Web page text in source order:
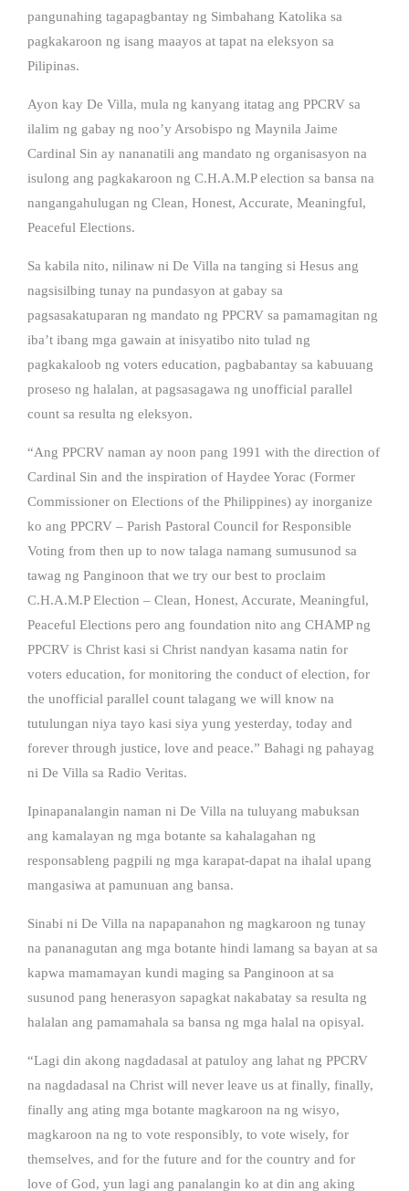
pangunahing tagapagbantay ng Simbahang Katolika sa
pagkakaroon ng isang maayos at tapat na eleksyon sa
Pilipinas.
Ayon kay De Villa, mula ng kanyang itatag ang PPCRV sa
ilalim ng gabay ng noo’y Arsobispo ng Maynila Jaime
Cardinal Sin ay nananatili ang mandato ng organisasyon na
isulong ang pagkakaroon ng C.H.A.M.P election sa bansa na
nangangahulugan ng Clean, Honest, Accurate, Meaningful,
Peaceful Elections.
Sa kabila nito, nilinaw ni De Villa na tanging si Hesus ang
nagsisilbing tunay na pundasyon at gabay sa
pagsasakatuparan ng mandato ng PPCRV sa pamamagitan ng
iba’t ibang mga gawain at inisyatibo nito tulad ng
pagkakaloob ng voters education, pagbabantay sa kabuuang
proseso ng halalan, at pagsasagawa ng unofficial parallel
count sa resulta ng eleksyon.
“Ang PPCRV naman ay noon pang 1991 with the direction of
Cardinal Sin and the inspiration of Haydee Yorac (Former
Commissioner on Elections of the Philippines) ay inorganize
ko ang PPCRV – Parish Pastoral Council for Responsible
Voting from then up to now talaga namang sumusunod sa
tawag ng Panginoon that we try our best to proclaim
C.H.A.M.P Election – Clean, Honest, Accurate, Meaningful,
Peaceful Elections pero ang foundation nito ang CHAMP ng
PPCRV is Christ kasi si Christ nandyan kasama natin for
voters education, for monitoring the conduct of election, for
the unofficial parallel count talagang we will know na
tutulungan niya tayo kasi siya yung yesterday, today and
forever through justice, love and peace.” Bahagi ng pahayag
ni De Villa sa Radio Veritas.
Ipinapanalangin naman ni De Villa na tuluyang mabuksan
ang kamalayan ng mga botante sa kahalagahan ng
responsableng pagpili ng mga karapat-dapat na ihalal upang
mangasiwa at pamunuan ang bansa.
Sinabi ni De Villa na napapanahon ng magkaroon ng tunay
na pananagutan ang mga botante hindi lamang sa bayan at sa
kapwa mamamayan kundi maging sa Panginoon at sa
susunod pang henerasyon sapagkat nakabatay sa resulta ng
halalan ang pamamahala sa bansa ng mga halal na opisyal.
“Lagi din akong nagdadasal at patuloy ang lahat ng PPCRV
na nagdadasal na Christ will never leave us at finally, finally,
finally ang ating mga botante magkaroon na ng wisyo,
magkaroon na ng to vote responsibly, to vote wisely, for
themselves, and for the future and for the country and for
love of God, yun lagi ang panalangin ko at din ang aking